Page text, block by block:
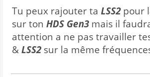
Tu peux rajouter ta LSS2pour
sur ton HDS Gen3mais il
attention a ne pas travailler
&LSS2sur la même